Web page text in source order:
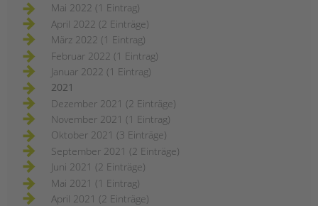
Mai 2022 (1 Eintrag)
April 2022 (2 Einträge)
März 2022 (1 Eintrag)
Februar 2022 (1 Eintrag)
Januar 2022 (1 Eintrag)
2021
Dezember 2021 (2 Einträge)
November 2021 (1 Eintrag)
Oktober 2021 (3 Einträge)
September 2021 (2 Einträge)
Juni 2021 (2 Einträge)
Mai 2021 (1 Eintrag)
April 2021 (2 Einträge)